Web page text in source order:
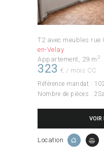
T2 avec meubles rue
en-Velay
Appartement 29 m2
323 € / mois CC
Référence mandat :
Nombre de pièces : 2
VOIR
Location